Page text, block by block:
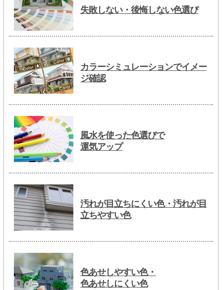
失敗しない・後悔しない色選び
カラーシミュレーションでイメー
ジ確認
風水を使った色選びで
運気アップ
汚れが目立ちにくい色・汚れが目
立ちやすい色
色あせしやすい色・
色あせしにくい色